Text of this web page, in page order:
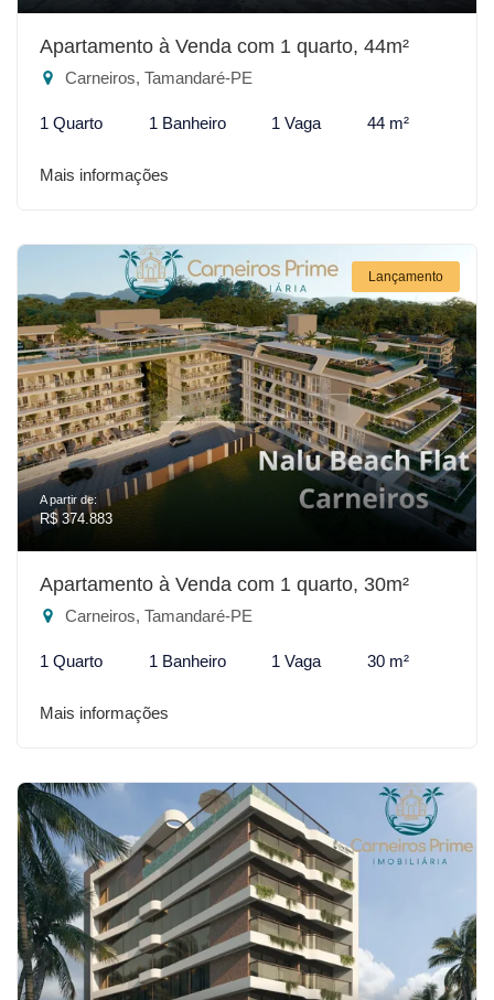
Apartamento à Venda com 1 quarto, 44m²
Carneiros, Tamandaré-PE
1 Quarto 1 Banheiro 1 Vaga 44 m²
Mais informações
Lançamento
A partir de:
R$ 374.883
Apartamento à Venda com 1 quarto, 30m²
Carneiros, Tamandaré-PE
1 Quarto 1 Banheiro 1 Vaga 30 m²
Mais informações